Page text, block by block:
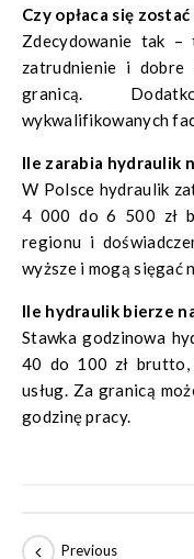
Czy opłaca się
Zdecydowanie tak
zatrudnienie i
granicą.
wykwalifikowanych
Ile zarabia hydraulik
W Polsce hydraulik
4 000 do 6 500 zł
regionu i
wyższe i mogą sięgać
Ile hydraulik bierze
Stawka godzinowa
40 do 100 zł brutto,
usług. Za granicą
godzinę pracy.